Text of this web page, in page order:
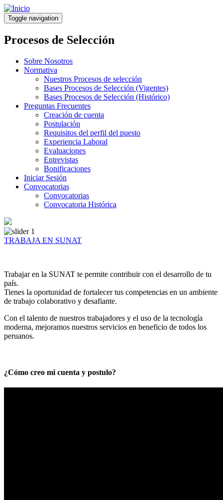
Pasar
al
contenido
principal
Toggle navigation
Procesos de Selección
Sobre Nosotros
Normativa
Nuestros Procesos de selección
Bases Procesos de Selección (Vigentes)
Bases Procesos de Selección (Histórico)
Preguntas Frecuentes
Creación de cuenta
Postulación
Requisitos del perfil del puesto
Experiencia Laboral
Evaluaciones
Entrevistas
Bonificaciones
Iniciar Sesión
Convocatorias
Convocatorias
Convocatoria Histórica
TRABAJA EN SUNAT
Trabajar en la SUNAT te permite contribuir con el desarrollo de tu
país.
Tienes la oportunidad de fortalecer tus competencias en un ambiente
de trabajo colaborativo y desafiante.
Con el talento de nuestros trabajadores y el uso de la tecnología
moderna, mejoramos nuestros servicios en beneficio de todos los
peruanos.
¿Cómo creo mi cuenta y postulo?